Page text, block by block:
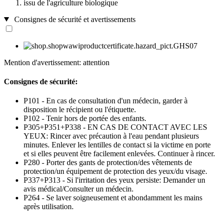
issu de l'agriculture biologique
Consignes de sécurité et avertissements
Mention d'avertissement: attention
Consignes de sécurité:
P101 - En cas de consultation d'un médecin, garder à
disposition le récipient ou l'étiquette.
P102 - Tenir hors de portée des enfants.
P305+P351+P338 - EN CAS DE CONTACT AVEC LES
YEUX: Rincer avec précaution à l'eau pendant plusieurs
minutes. Enlever les lentilles de contact si la victime en porte
et si elles peuvent être facilement enlevées. Continuer à rincer.
P280 - Porter des gants de protection/des vêtements de
protection/un équipement de protection des yeux/du visage.
P337+P313 - Si l'irritation des yeux persiste: Demander un
avis médical/Consulter un médecin.
P264 - Se laver soigneusement et abondamment les mains
après utilisation.